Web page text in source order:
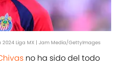
Liga MX | Jam Media/GettyImages
no ha sido del todo